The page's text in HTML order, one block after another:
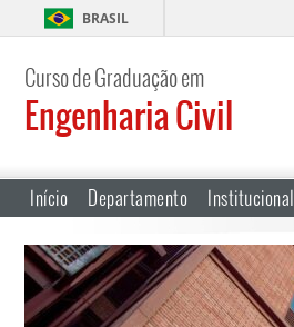
BRASIL
Curso de Graduação em
Engenharia Civil
Início Departamento Institucional